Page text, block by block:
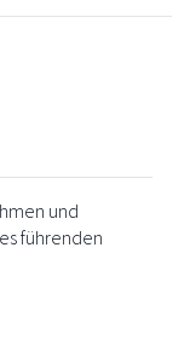
und
führenden